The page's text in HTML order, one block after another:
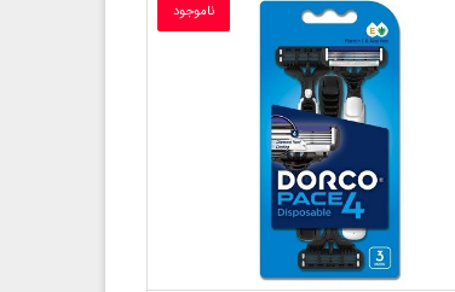
ناموجود